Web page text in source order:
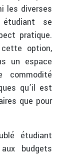
les diverses
se
pratique.
option,
un espace
commodité
qu’il est
que pour
étudiant
budgets